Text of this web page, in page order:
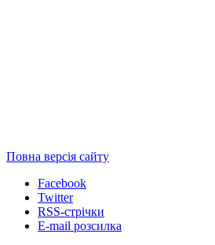
Повна версія сайту
Facebook
Twitter
RSS-стрічки
E-mail розсилка